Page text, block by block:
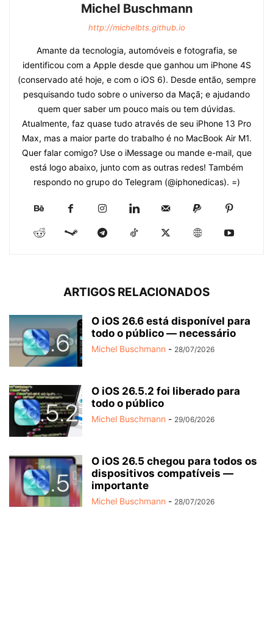
Michel Buschmann
http://michelbts.github.io
Amante da tecnologia, automóveis e fotografia, se
identificou com a Apple desde que ganhou um iPhone 4S
(conservado até hoje, e com o iOS 6). Desde então, sempre
pesquisando tudo sobre o universo da Maçã; e ajudando
quem quer saber um pouco mais ou tem dúvidas.
Atualmente, faz quase tudo através de seu iPhone 13 Pro
Max, mas a maior parte do trabalho é no MacBook Air M1.
Quer falar comigo? Use o iMessage ou mande e-mail, que
está logo abaixo, junto com as outras redes! Também
respondo no grupo do Telegram (@iphonedicas). =)
ARTIGOS RELACIONADOS
O iOS 26.6 está disponível para
todo o público — necessário
Michel Buschmann - 28/07/2026
O iOS 26.5.2 foi liberado para
todo o público
Michel Buschmann - 29/06/2026
O iOS 26.5 chegou para todos os
dispositivos compatíveis —
importante
Michel Buschmann - 28/07/2026